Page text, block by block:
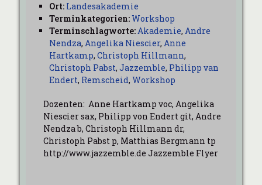
Ort: Landesakademie
Terminkategorien:Workshop
Terminschlagworte:Akademie, Andre
Nendza, Angelika Niescier, Anne
Hartkamp, Christoph Hillmann,
Christoph Pabst, Jazzemble, Philipp van
Endert, Remscheid, Workshop
Dozenten: Anne Hartkamp voc, Angelika
Niescier sax, Philipp von Endert git, Andre
Nendza b, Christoph Hillmann dr,
Christoph Pabst p, Matthias Bergmann tp
http://www.jazzemble.de Jazzemble Flyer